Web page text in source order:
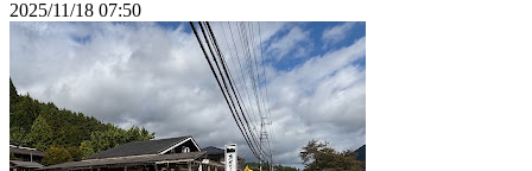
2025/11/18 07:50